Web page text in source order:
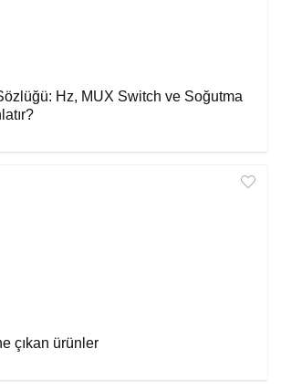
Hz, MUX Switch ve Soğutma
çıkan ürünler